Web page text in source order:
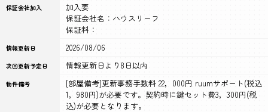
保証会社加入
加入要
保証会社名：ハウスリーフ
保証料：
情報更新日 2026/08/06
次回更新予定日 情報更新日より8日以内
物件備考
[部屋備考]更新事務手数料 22，000円 ruumサポート(税込
1，980円)が必要です。契約時に鍵セット費3，300円(税
込)が必要となります。